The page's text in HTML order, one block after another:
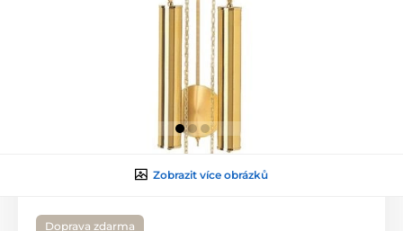
Zobrazit více obrázků
Doprava zdarma